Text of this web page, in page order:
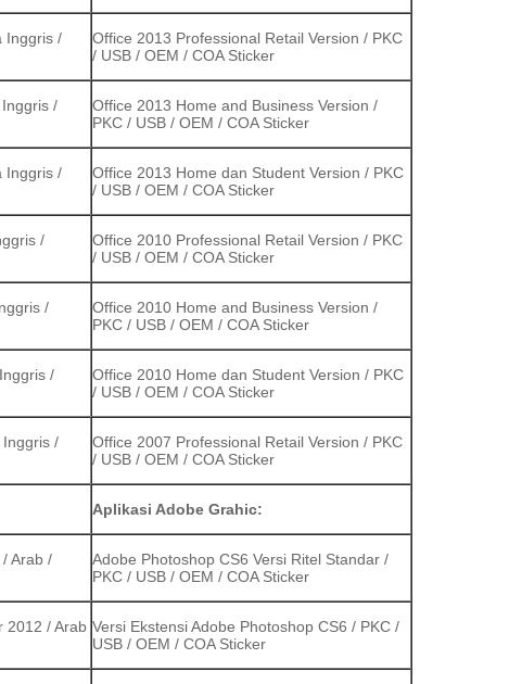
Inggris /
Office 2013 Professional Retail Version / PKC
/ USB / OEM / COA Sticker
/
Office 2013 Home and Business Version /
PKC / USB / OEM / COA Sticker
Inggris /
Office 2013 Home dan Student Version / PKC
/ USB / OEM / COA Sticker
/
Office 2010 Professional Retail Version / PKC
/ USB / OEM / COA Sticker
/
Office 2010 Home and Business Version /
PKC / USB / OEM / COA Sticker
/
Office 2010 Home dan Student Version / PKC
/ USB / OEM / COA Sticker
/
Office 2007 Professional Retail Version / PKC
/ USB / OEM / COA Sticker
Aplikasi Adobe Grahic:
Arab /
Adobe Photoshop CS6 Versi Ritel Standar /
PKC / USB / OEM / COA Sticker
2012 / Arab Versi Ekstensi Adobe Photoshop CS6 / PKC /
USB / OEM / COA Sticker